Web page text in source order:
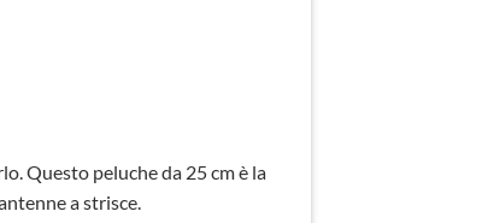
Questo peluche da 25 cm è la
a strisce.